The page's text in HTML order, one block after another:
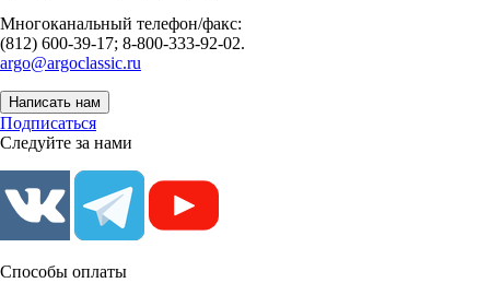
Многоканальный телефон/факс:
(812) 600-39-17; 8-800-333-92-02.
argo@argoclassic.ru
Написать нам
Подписаться
Следуйте за нами
Способы оплаты